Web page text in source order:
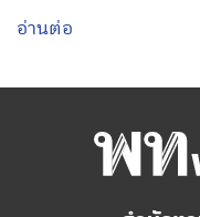
อ่านต่อ